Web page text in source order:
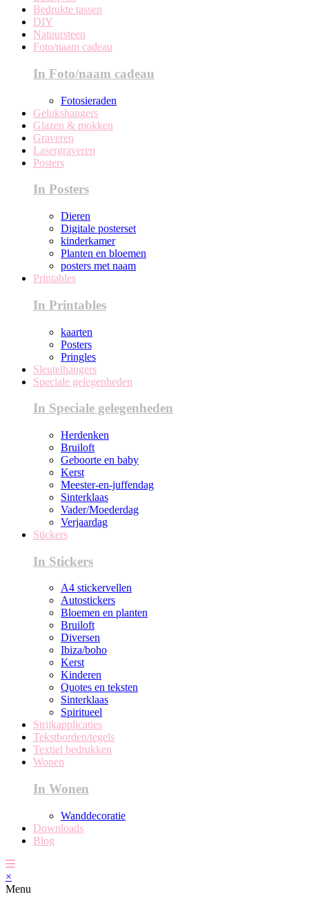
Bedrukte tassen
DIY
Natuursteen
Foto/naam cadeau
In Foto/naam cadeau
Fotosieraden
Gelukshangers
Glazen & mokken
Graveren
Lasergraveren
Posters
In Posters
Dieren
Digitale posterset
kinderkamer
Planten en bloemen
posters met naam
Printables
In Printables
kaarten
Posters
Pringles
Sleutelhangers
Speciale gelegenheden
In Speciale gelegenheden
Herdenken
Bruiloft
Geboorte en baby
Kerst
Meester-en-juffendag
Sinterklaas
Vader/Moederdag
Verjaardag
Stickers
In Stickers
A4 stickervellen
Autostickers
Bloemen en planten
Bruiloft
Diversen
Ibiza/boho
Kerst
Kinderen
Quotes en teksten
Sinterklaas
Spiritueel
Strijkapplicaties
Tekstborden/tegels
Textiel bedrukken
Wonen
In Wonen
Wanddecoratie
Downloads
Blog
×
Menu